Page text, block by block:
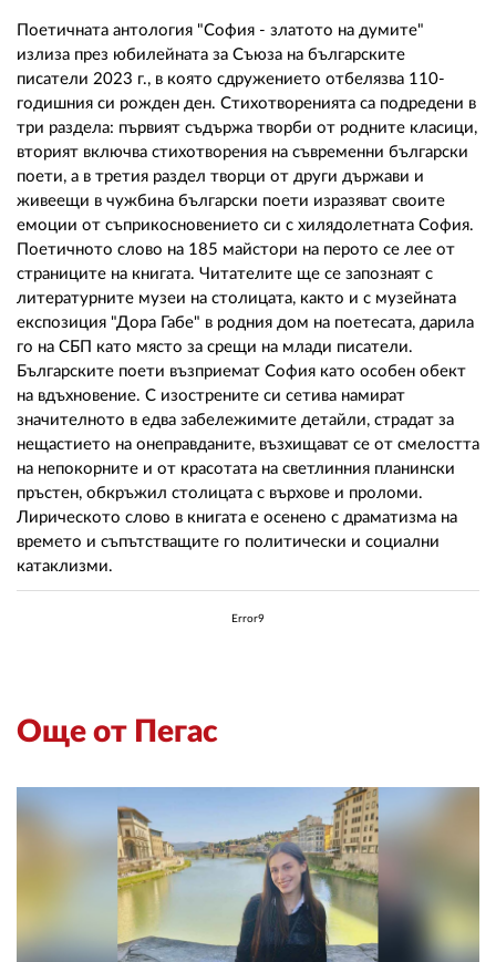
Поетичната антология "София - златото на думите"
излиза през юбилейната за Съюза на българските
писатели 2023 г., в която сдружението отбелязва 110-
годишния си рожден ден. Стихотворенията са подредени в
три раздела: първият съдържа творби от родните класици,
вторият включва стихотворения на съвременни български
поети, а в третия раздел творци от други държави и
живеещи в чужбина български поети изразяват своите
емоции от съприкосновението си с хилядолетната София.
Поетичното слово на 185 майстори на перото се лее от
страниците на книгата. Читателите ще се запознаят с
литературните музеи на столицата, както и с музейната
експозиция "Дора Габе" в родния дом на поетесата, дарила
го на СБП като място за срещи на млади писатели.
Българските поети възприемат София като особен обект
на вдъхновение. С изострените си сетива намират
значителното в едва забележимите детайли, страдат за
нещастието на онеправданите, възхищават се от смелостта
на непокорните и от красотата на светлинния планински
пръстен, обкръжил столицата с върхове и проломи.
Лирическото слово в книгата е осенено с драматизма на
времето и съпътстващите го политически и социални
катаклизми.
Error9
Още от Пегас